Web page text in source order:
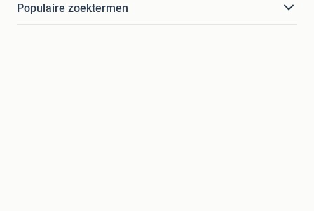
Populaire zoektermen